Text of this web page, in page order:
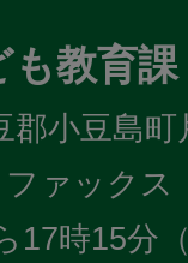
も教育課
郡小豆島
ァックス
17時15分